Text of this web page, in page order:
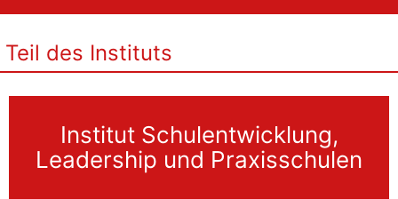
Teil des Instituts
Institut Schulentwicklung,
Leadership und Praxisschulen